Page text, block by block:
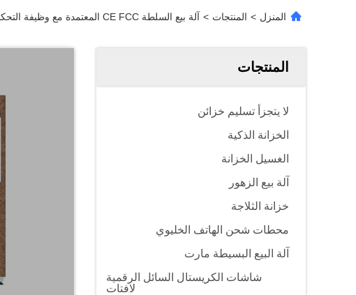
المنزل > المنتجات > آلة بيع السلطة CE FCC المعتمدة مع وظيفة التحكم عن بعد
المنتجات
لا يتجزأ تسليم خزائن
الخزانة الذكية
الغسيل الخزانة
آلة بيع الزهور
خزانة الثلاجة
محطات شحن الهاتف الخليوي
آلة البيع البسيطة مارت
شاشات الكريستال السائل الرقمية
لافتات